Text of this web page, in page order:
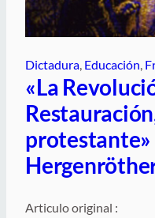
Dictadura, Educación,
«La
protestante»
Articulo original :